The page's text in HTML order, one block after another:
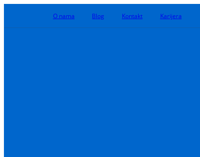
O nama Blog Kontakt Karijera